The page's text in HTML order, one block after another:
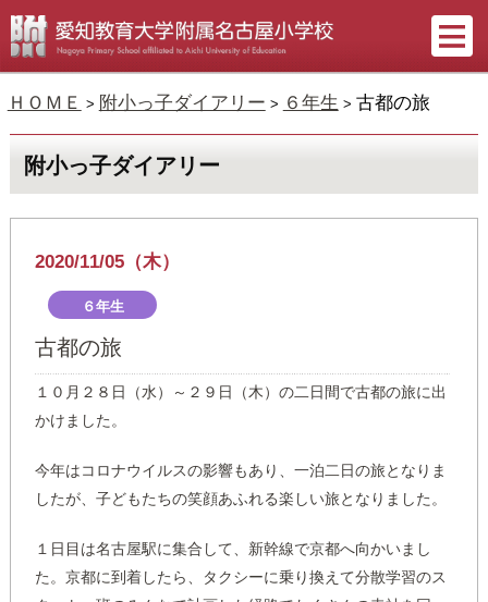
ＨＯＭＥ > 附小っ子ダイアリー > ６年生 > 古都の旅
附小っ子ダイアリー
2020/11/05（木）
６年生
古都の旅
１０月２８日（水）～２９日（木）の二日間で古都の旅に出
かけました。
今年はコロナウイルスの影響もあり、一泊二日の旅となりま
したが、子どもたちの笑顔あふれる楽しい旅となりました。
１日目は名古屋駅に集合して、新幹線で京都へ向かいまし
た。京都に到着したら、タクシーに乗り換えて分散学習のス